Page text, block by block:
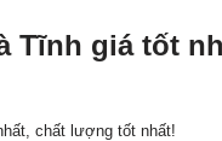
Tĩnh giá tốt
chất lượng tốt nhất!